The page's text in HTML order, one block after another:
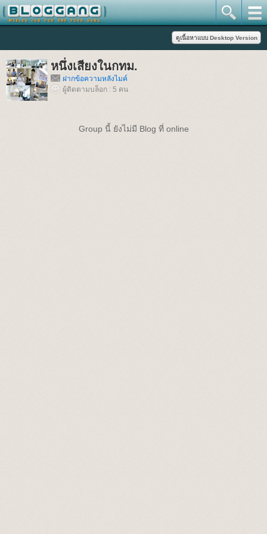
หนึ่งเสียงในกทม.
ฝากข้อความหลังไมค์
ผู้ติดตามบล็อก : 5 คน
Group นี้ ยังไม่มี Blog ที่ online